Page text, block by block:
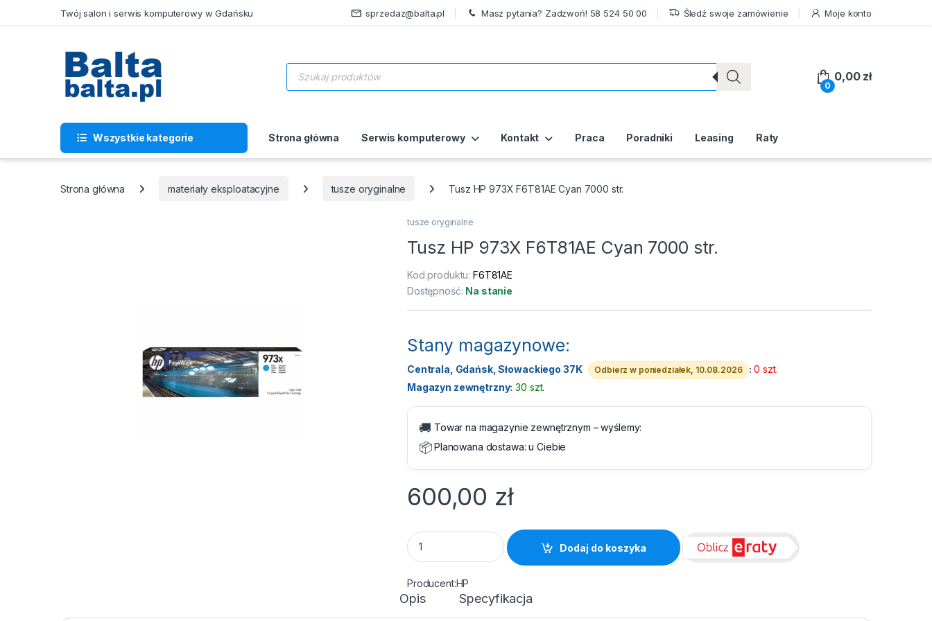
Skip to navigationTwój salon i serwis komputerowy w Gdańsku sprzedaz@balta.pl Masz pytania? Zadzwoń! 58 524 50 00 Śledź swoje zamówienie Moje konto
Wyszukiwarka produktów
0
0,00 zł
Wszystkie kategorie Strona główna Serwis komputerowy Kontakt Praca Poradniki Leasing Raty
Strona główna materiały eksploatacyjne tusze oryginalne Tusz HP 973X F6T81AE Cyan 7000 str.
tusze oryginalne
Tusz HP 973X F6T81AE Cyan 7000 str.
Kod produktu:F6T81AE
Dostępność: Na stanie
Stany magazynowe:
Centrala, Gdańsk, Słowackiego 37K Odbierz w poniedziałek, 10.08.2026 : 0 szt.
Magazyn zewnętrzny: 30 szt.
🚚 Towar na magazynie zewnętrznym – wyślemy:
📦Planowana dostawa:u Ciebie
600,00 zł
Tusz HP 973X F6T81AE Cyan 7000 str. quantity
Dodaj do koszyka
HP
Opis Specyfikacja